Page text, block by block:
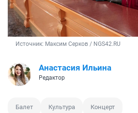
Источник: Максим Серков / NGS42.RU
Анастасия Ильина
Редактор
Балет Культура Концерт